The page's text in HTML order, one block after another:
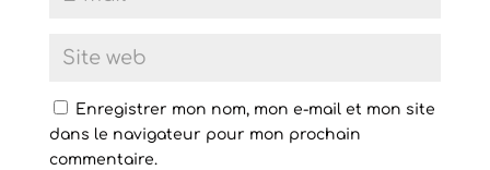
Enregistrer mon nom, mon e-mail et mon site
dans le navigateur pour mon prochain
commentaire.